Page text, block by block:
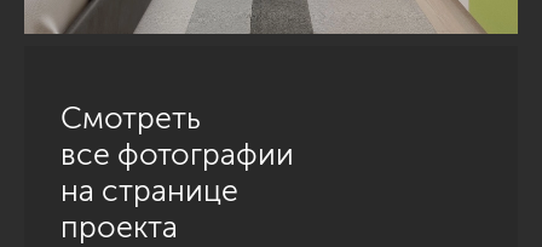
Смотреть
все фотографии
на странице
проекта